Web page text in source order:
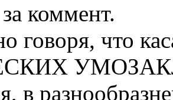
коммент.
говоря, что
в